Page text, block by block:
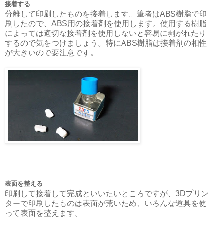
接着する
分離して印刷したものを接着します。筆者はABS樹脂で印
刷したので、ABS用の接着剤を使用します。使用する樹脂
によっては適切な接着剤を使用しないと容易に剥がれたり
するので気をつけましょう。特にABS樹脂は接着剤の相性
が大きいので要注意です。
表面を整える
印刷して接着して完成といいたいところですが、3Dプリン
ターで印刷したものは表面が荒いため、いろんな道具を使
って表面を整えます。